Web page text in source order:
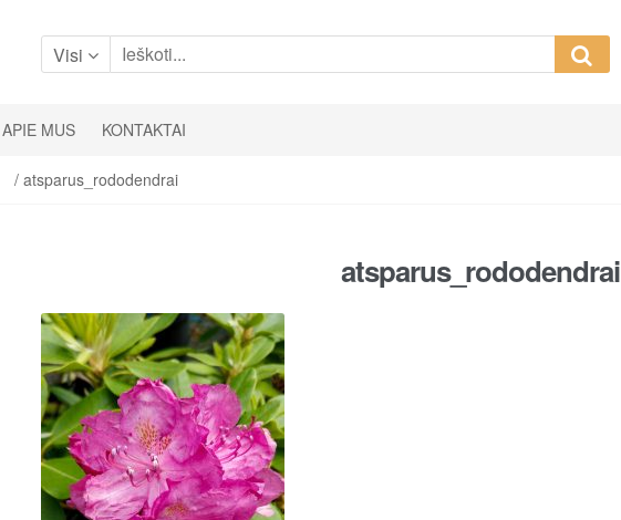
Visi
APIE MUS KONTAKTAI
/ atsparus_rododendrai
atsparus_rododendrai